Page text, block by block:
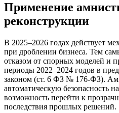
Применение
реконструкции
В 2025–2026 годах действует
при дроблении бизнеса. Тем
отказом от спорных моделей и
периоды 2022–2024 годов в
законом (ст. 6 ФЗ № 176-ФЗ).
автоматическую безопасность
возможность перейти к
последствия прошлых решений.